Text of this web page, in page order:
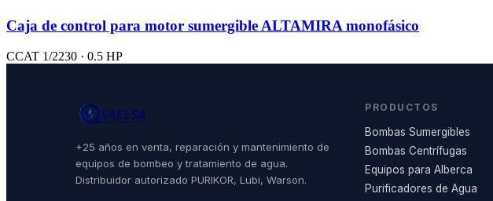
Caja de control para motor sumergible ALTAMIRA monofásico
CCAT 1/2230 · 0.5 HP
+25 años en venta, reparación y mantenimiento de
equipos de bombeo y tratamiento de agua.
Distribuidor autorizado PURIKOR, Lubi, Warson.
PRODUCTOS
Bombas Sumergibles
Bombas Centrífugas
Equipos para Alberca
Purificadores de Agua